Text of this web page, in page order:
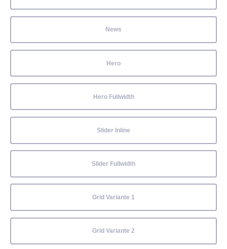
News
Hero
Hero Fullwidth
Slider Inline
Slider Fullwidth
Grid Variante 1
Grid Variante 2